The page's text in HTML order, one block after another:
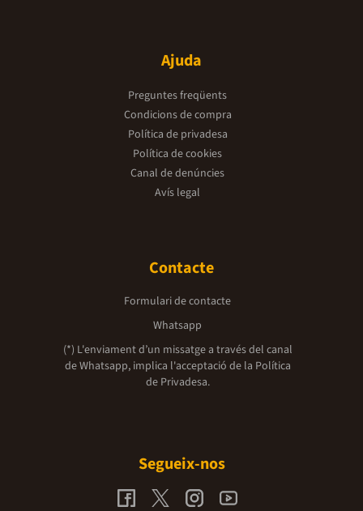
Ajuda
Preguntes freqüents
Condicions de compra
Política de privadesa
Política de cookies
Canal de denúncies
Avís legal
Contacte
Formulari de contacte
Whatsapp
(*) L'enviament d’un missatge a través del canal
de Whatsapp, implica l'acceptació de la Política
de Privadesa.
Segueix-nos